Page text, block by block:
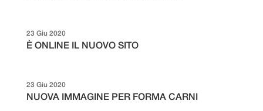
È ONLINE IL NUOVO SITO
23 Giu 2020
NUOVA IMMAGINE PER FORMA CARNI
23 Giu 2020